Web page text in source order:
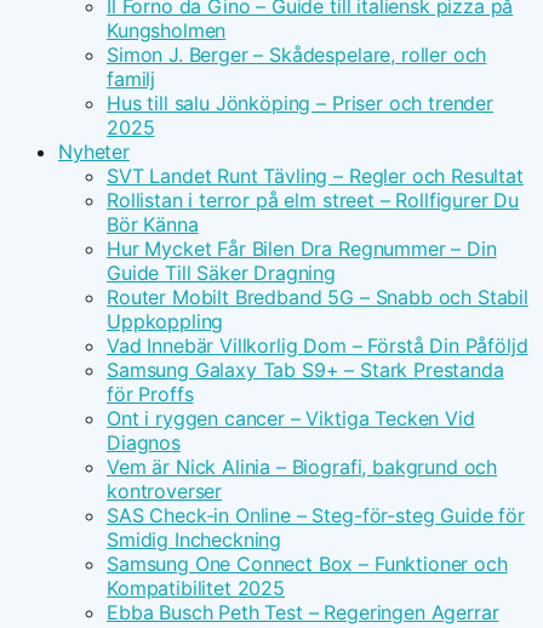
Il Forno da Gino – Guide till italiensk pizza på
Kungsholmen
Simon J. Berger – Skådespelare, roller och
familj
Hus till salu Jönköping – Priser och trender
2025
Nyheter
SVT Landet Runt Tävling – Regler och Resultat
Rollistan i terror på elm street – Rollfigurer Du
Bör Känna
Hur Mycket Får Bilen Dra Regnummer – Din
Guide Till Säker Dragning
Router Mobilt Bredband 5G – Snabb och Stabil
Uppkoppling
Vad Innebär Villkorlig Dom – Förstå Din Påföljd
Samsung Galaxy Tab S9+ – Stark Prestanda
för Proffs
Ont i ryggen cancer – Viktiga Tecken Vid
Diagnos
Vem är Nick Alinia – Biografi, bakgrund och
kontroverser
SAS Check-in Online – Steg-för-steg Guide för
Smidig Incheckning
Samsung One Connect Box – Funktioner och
Kompatibilitet 2025
Ebba Busch Peth Test – Regeringen Agerrar